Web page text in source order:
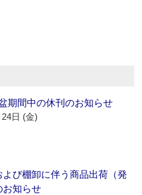
期間中の休刊のお知らせ
日 (金)
よび棚卸に伴う商品出荷（発
お知らせ